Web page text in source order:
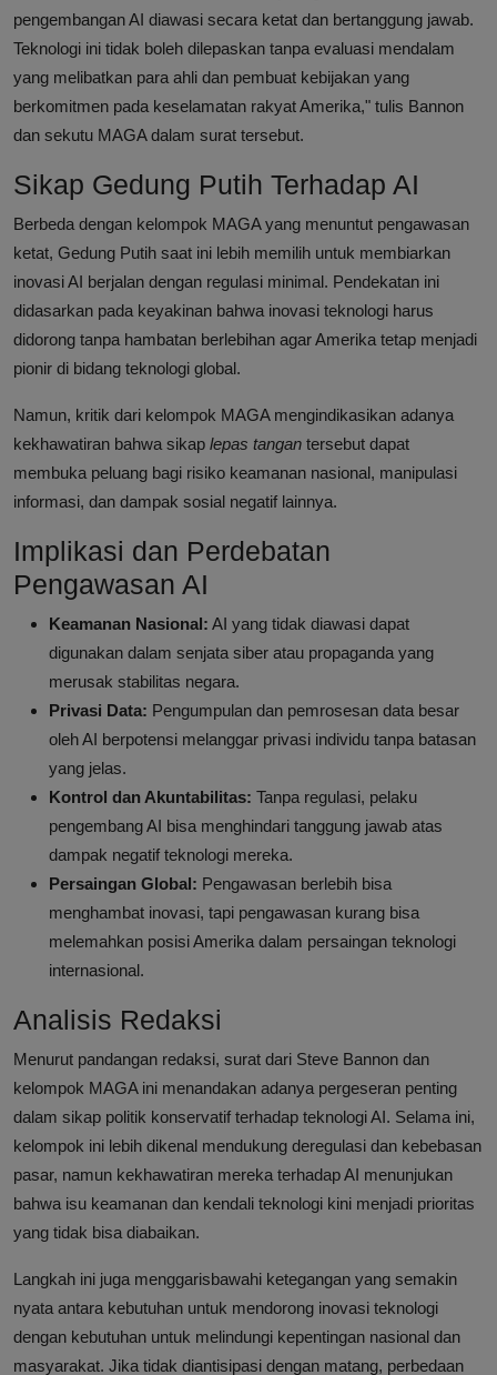
pengembangan AI diawasi secara ketat dan bertanggung jawab.
Teknologi ini tidak boleh dilepaskan tanpa evaluasi mendalam
yang melibatkan para ahli dan pembuat kebijakan yang
berkomitmen pada keselamatan rakyat Amerika," tulis Bannon
dan sekutu MAGA dalam surat tersebut.
Sikap Gedung Putih Terhadap AI
Berbeda dengan kelompok MAGA yang menuntut pengawasan
ketat, Gedung Putih saat ini lebih memilih untuk membiarkan
inovasi AI berjalan dengan regulasi minimal. Pendekatan ini
didasarkan pada keyakinan bahwa inovasi teknologi harus
didorong tanpa hambatan berlebihan agar Amerika tetap menjadi
pionir di bidang teknologi global.
Namun, kritik dari kelompok MAGA mengindikasikan adanya
kekhawatiran bahwa sikap lepas tangan tersebut dapat
membuka peluang bagi risiko keamanan nasional, manipulasi
informasi, dan dampak sosial negatif lainnya.
Implikasi dan Perdebatan
Pengawasan AI
Keamanan Nasional: AI yang tidak diawasi dapat
digunakan dalam senjata siber atau propaganda yang
merusak stabilitas negara.
Privasi Data: Pengumpulan dan pemrosesan data besar
oleh AI berpotensi melanggar privasi individu tanpa batasan
yang jelas.
Kontrol dan Akuntabilitas: Tanpa regulasi, pelaku
pengembang AI bisa menghindari tanggung jawab atas
dampak negatif teknologi mereka.
Persaingan Global: Pengawasan berlebih bisa
menghambat inovasi, tapi pengawasan kurang bisa
melemahkan posisi Amerika dalam persaingan teknologi
internasional.
Analisis Redaksi
Menurut pandangan redaksi, surat dari Steve Bannon dan
kelompok MAGA ini menandakan adanya pergeseran penting
dalam sikap politik konservatif terhadap teknologi AI. Selama ini,
kelompok ini lebih dikenal mendukung deregulasi dan kebebasan
pasar, namun kekhawatiran mereka terhadap AI menunjukan
bahwa isu keamanan dan kendali teknologi kini menjadi prioritas
yang tidak bisa diabaikan.
Langkah ini juga menggarisbawahi ketegangan yang semakin
nyata antara kebutuhan untuk mendorong inovasi teknologi
dengan kebutuhan untuk melindungi kepentingan nasional dan
masyarakat. Jika tidak diantisipasi dengan matang, perbedaan